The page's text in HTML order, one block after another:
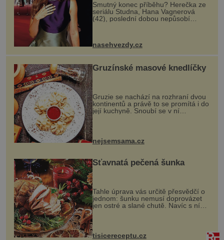
Smutný konec příběhu? Herečka ze
seriálu Studna, Hana Vagnerová
(42), poslední dobou nepůsobí
nasehvezdy.cz
Gruzínské masové knedlíčky
Gruzie se nachází na rozhraní dvou
kontinentů a právě to se promítá i do
její kuchyně. Snoubí se v ní
evropské a asijské chutě a díky tomu
pokrmy, které rozhodně st...
nejsemsama.cz
Šťavnatá pečená šunka
Tahle úprava vás určitě přesvědčí o
jednom: šunku nemusí doprovázet
jen ostré a slané chutě. Navíc s ní
nakrmíte poměrně hodně hladových
krků. Ingredience sádlo 3 kg šunky
vcelku 3 stroužky česneku hl...
tisicereceptu.cz